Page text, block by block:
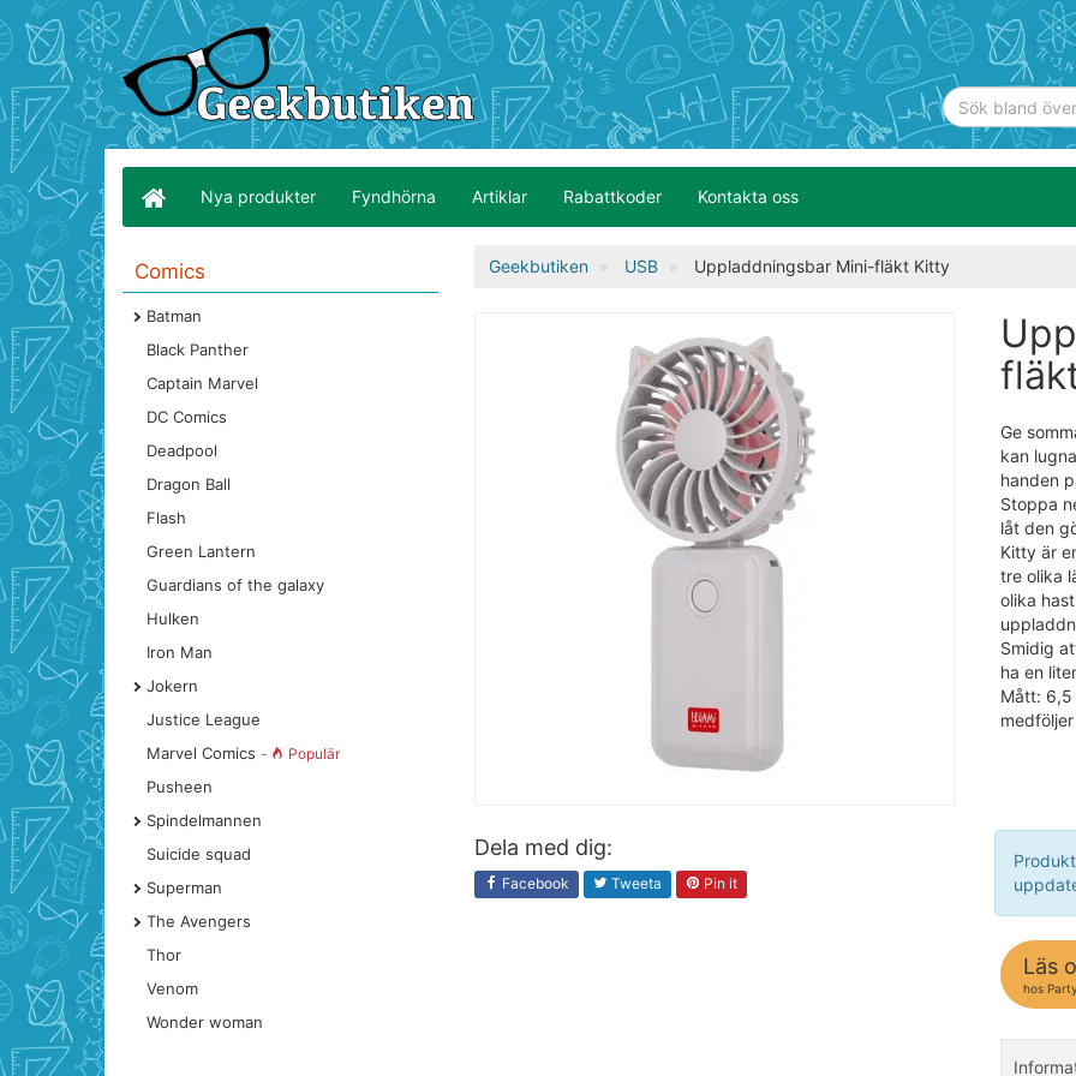
Nya produkter Fyndhörna Artiklar Rabattkoder Kontakta oss
Comics
Batman
Black Panther
Captain Marvel
DC Comics
Deadpool
Dragon Ball
Flash
Green Lantern
Guardians of the galaxy
Hulken
Iron Man
Jokern
Justice League
Marvel Comics - Populär
Pusheen
Spindelmannen
Suicide squad
Superman
The Avengers
Thor
Venom
Wonder woman
Geekbutiken USB Uppladdningsbar Mini-fläkt Kitty
Dela med dig:
Facebook Tweeta Pin it
Ge
kan
handen
Stoppa
låt den
Kitty är
tre olika
olika
Smidig
ha en
Mått:
Läs
hos